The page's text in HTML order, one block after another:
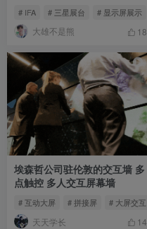
# IFA # 三星展台 # 显示屏展示
大雄不是熊 18
埃森哲公司驻伦敦的交互墙 多
点触控 多人交互屏幕墙
# 互动大屏 # 拼接屏 # 大屏交互
天天学长 14